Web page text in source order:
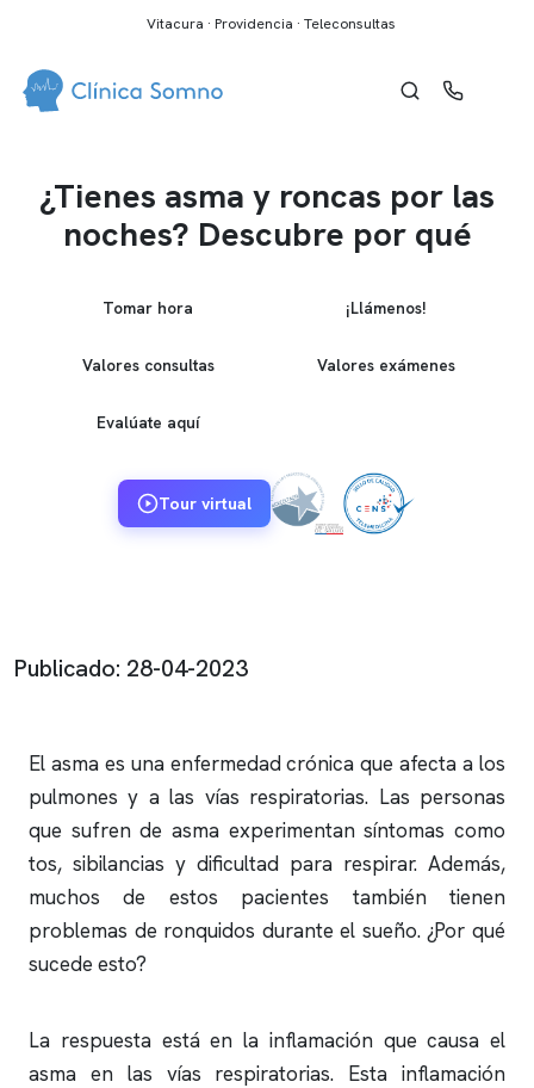
Vitacura · Providencia · Teleconsultas
¿Tienes asma y roncas por las
noches? Descubre por qué
Tomar hora ¡Llámenos!
Valores consultas Valores exámenes
Evalúate aquí
Tour virtual
Publicado: 28-04-2023
El asma es una enfermedad crónica que afecta a los
pulmones y a las vías respiratorias. Las personas
que sufren de asma experimentan síntomas como
tos, sibilancias y dificultad para respirar. Además,
muchos de estos pacientes también tienen
problemas de ronquidos durante el sueño. ¿Por qué
sucede esto?
La respuesta está en la inflamación que causa el
asma en las vías respiratorias. Esta inflamación